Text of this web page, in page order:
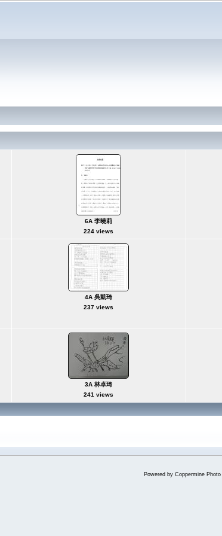
6A 李曉莉
224 views
4A 吳凱琦
237 views
3A 林卓琦
241 views
Powered by Coppermine Photo